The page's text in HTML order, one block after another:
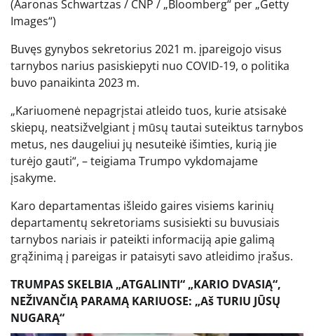
(Aaronas Schwartzas / CNP / „Bloomberg“ per „Getty
Images“)
Buvęs gynybos sekretorius 2021 m. įpareigojo visus
tarnybos narius pasiskiepyti nuo COVID-19, o politika
buvo panaikinta 2023 m.
„Kariuomenė nepagrįstai atleido tuos, kurie atsisakė
skiepų, neatsižvelgiant į mūsų tautai suteiktus tarnybos
metus, nes daugeliui jų nesuteikė išimties, kurią jie
turėjo gauti“, – teigiama Trumpo vykdomajame
įsakyme.
Karo departamentas išleido gaires visiems karinių
departamentų sekretoriams susisiekti su buvusiais
tarnybos nariais ir pateikti informaciją apie galimą
grąžinimą į pareigas ir pataisyti savo atleidimo įrašus.
TRUMPAS SKELBIA „ATGALINTI“ „KARIO DVASIĄ“,
NEŽIVANČIĄ PARAMĄ KARIUOSE: „Aš TURIU JŪSŲ
NUGARĄ“